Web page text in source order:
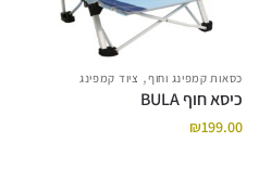
כסאות קמפינג וחוף, ציוד קמפינג
כיסא חוף BULA
₪199.00